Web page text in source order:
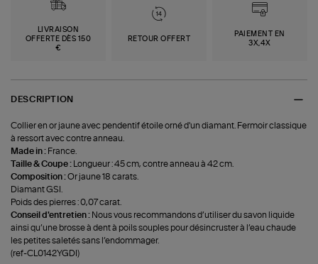
LIVRAISON
OFFERTE DÈS 150
€
RETOUR OFFERT
PAIEMENT EN
3X,4X
DESCRIPTION
Collier en or jaune avec pendentif étoile orné d'un diamant. Fermoir classique
à ressort avec contre anneau.
Made in : France.
Taille & Coupe :
Longueur : 45 cm, contre anneau à 42 cm.
Composition :Or jaune 18 carats.
Diamant GSI.
Poids des pierres : 0,07 carat.
Conseil d'entretien : Nous vous recommandons d’utiliser du savon liquide
ainsi qu’une brosse à dent à poils souples pour désincruster à l’eau chaude
les petites saletés sans l’endommager.
(ref-CL0142YGDI)